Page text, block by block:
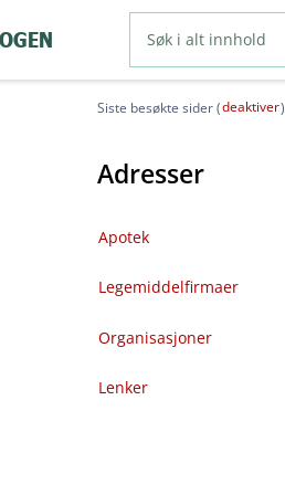
Siste besøkte sider (deaktiver)
Adresser
Apotek
Legemiddelfirmaer
Organisasjoner
Lenker